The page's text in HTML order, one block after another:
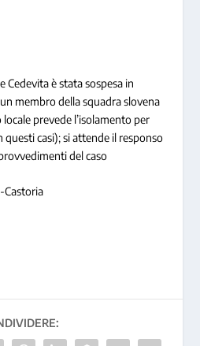
Cedevita è stata sospesa in
membro della squadra slovena
prevede l’isolamento per
questi casi); si attende il responso
del caso
Castoria